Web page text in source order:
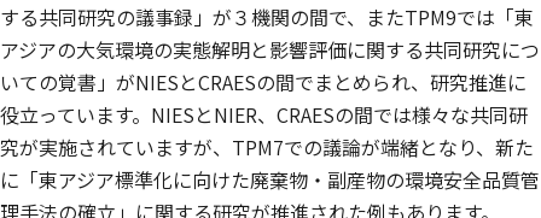
する共同研究の議事録」が３機関の間で、またTPM9では「東
アジアの大気環境の実態解明と影響評価に関する共同研究につ
いての覚書」がNIESとCRAESの間でまとめられ、研究推進に
役立っています。NIESとNIER、CRAESの間では様々な共同研
究が実施されていますが、TPM7での議論が端緒となり、新た
に「東アジア標準化に向けた廃棄物・副産物の環境安全品質管
理手法の確立」に関する研究が推進された例もあります。